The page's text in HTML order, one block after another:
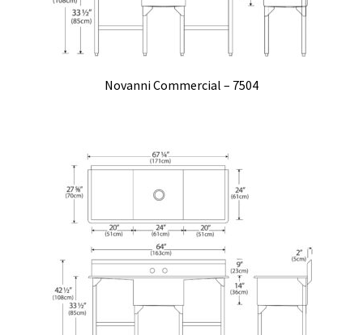
Novanni Commercial – 7504